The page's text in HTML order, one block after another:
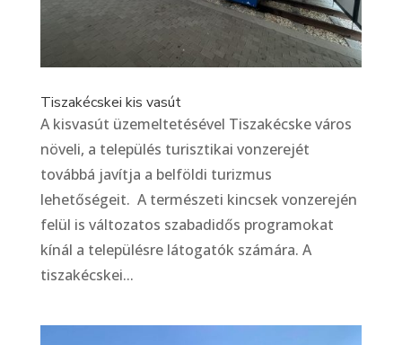
Tiszakécskei kis vasút
A kisvasút üzemeltetésével Tiszakécske város
növeli, a település turisztikai vonzerejét
továbbá javítja a belföldi turizmus
lehetőségeit. A természeti kincsek vonzerején
felül is változatos szabadidős programokat
kínál a településre látogatók számára. A
tiszakécskei...